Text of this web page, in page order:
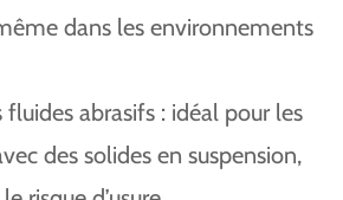
dans les environnements
fluides abrasifs : idéal pour les
des solides en suspension,